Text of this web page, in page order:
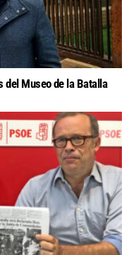
del Museo de la Batalla